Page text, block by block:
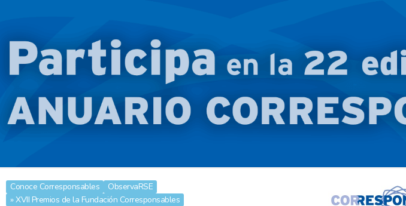
Conoce Corresponsables
ObservaRSE
» XVII Premios de la Fundación Corresponsables